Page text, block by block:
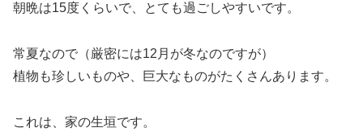
朝晩は15度くらいで、とても過ごしやすいです。
常夏なので（厳密には12月が冬なのですが）
植物も珍しいものや、巨大なものがたくさんあります。
これは、家の生垣です。